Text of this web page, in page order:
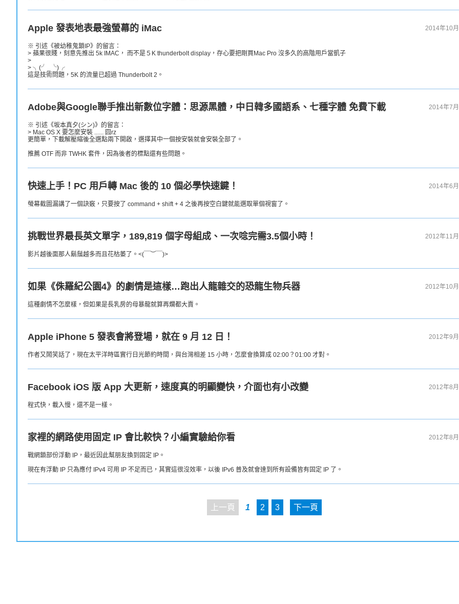
Apple 發表地表最強螢幕的 iMac 2014年10
※ 引述《被幼稚鬼鎖IP》的留言：
> 蘋果很賤，刻意先推出 5k IMAC， 而不是５K thunderbolt display，存心要把剛買Mac Pro 沒多久的高階用戶當凱子
>
> ╮(╯_╰)╭
這是技術問題，5K 的流量已超過 Thunderbolt 2。
Adobe與Google聯手推出新數位字體：思源黑體，中日韓多國語系、七種字體 免費下載 2014年7
※ 引述《坂本真夕(シン)》的留言：
> Mac OS X 要怎麼安裝 ...... 囧rz
更簡單，下載解壓縮後全選點兩下開啟，選擇其中一個按安裝就會安裝全部了。
推薦 OTF 而非 TWHK 套件，因為後者的標點還有些問題。
快速上手！PC 用戶轉 Mac 後的 10 個必學快速鍵！ 2014年6
螢幕截圖漏講了一個訣竅，只要按了 command + shift + 4 之後再按空白鍵就能選取單個視窗了。
挑戰世界最長英文單字，189,819 個字母組成、一次唸完需3.5個小時！ 2012年11
影片越後面那人鬍鬚越多而且花枯萎了。<(￣︶￣)>
如果《侏羅紀公園4》的劇情是這樣…跑出人龍雜交的恐龍生物兵器 2012年10
這種劇情不怎麼樣，但如果是長乳房的母暴龍就算再爛都大賣。
Apple iPhone 5 發表會將登場，就在 9 月 12 日！ 2012年9
作者又鬧笑話了，現在太平洋時區實行日光節約時間，與台灣相差 15 小時，怎麼會換算成 02:00？01:00 才對。
Facebook iOS 版 App 大更新，速度真的明顯變快，介面也有小改變 2012年8
程式快，載入慢，還不是一樣。
家裡的網路使用固定 IP 會比較快？小編實驗給你看 2012年8
戰網鎖部份浮動 IP，最近因此幫朋友換到固定 IP。
現在有浮動 IP 只為應付 IPv4 可用 IP 不足而已，其實這很沒效率，以後 IPv6 普及就會達到所有設備皆有固定 IP 了。
上一頁 1 2 3 下一頁